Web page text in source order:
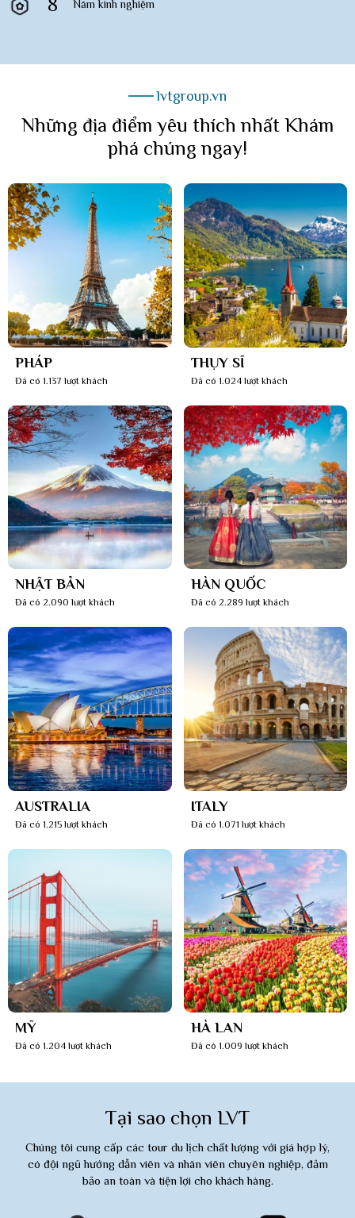
8 Năm kinh nghiệm
lvtgroup.vn
Những địa điểm yêu thích nhất Khám
phá chúng ngay!
PHÁP
Đã có 1.137 lượt khách
THỤY SĨ
Đã có 1.024 lượt khách
NHẬT BẢN
Đã có 2.090 lượt khách
HÀN QUỐC
Đã có 2.289 lượt khách
AUSTRALIA
Đã có 1.215 lượt khách
ITALY
Đã có 1.071 lượt khách
MỸ
Đã có 1.204 lượt khách
HÀ LAN
Đã có 1.009 lượt khách
Tại sao chọn LVT
Chúng tôi cung cấp các tour du lịch chất lượng với giá hợp lý,
có đội ngũ hướng dẫn viên và nhân viên chuyên nghiệp, đảm
bảo an toàn và tiện lợi cho khách hàng.